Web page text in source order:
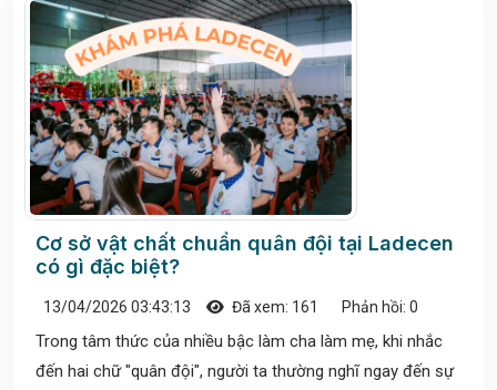
Cơ sở vật chất chuẩn quân đội tại Ladecen
có gì đặc biệt?
13/04/2026 03:43:13 Đã xem: 161 Phản hồi: 0
Trong tâm thức của nhiều bậc làm cha làm mẹ, khi nhắc
đến hai chữ "quân đội", người ta thường nghĩ ngay đến sự